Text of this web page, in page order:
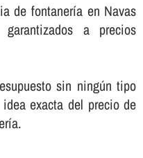
de fontanerí­a en Navas
garantizados a precios
sin ningún tipo
exacta del precio de